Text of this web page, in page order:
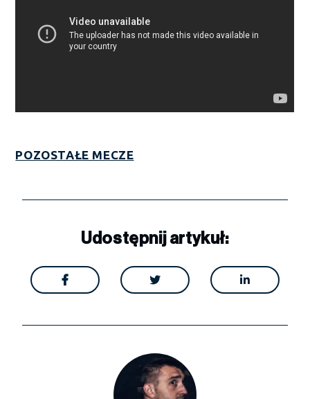
POZOSTAŁE MECZE
Udostępnij artykuł:
  